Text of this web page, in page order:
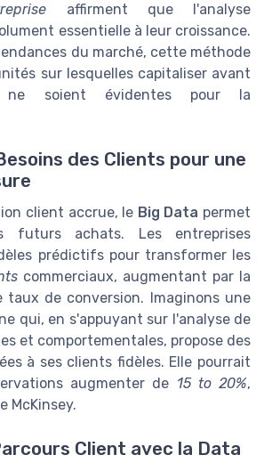
affirment que l'analyse
essentielle à leur croissance.
du marché, cette méthode
sur lesquelles capitaliser avant
ne soient évidentes pour la
des Clients pour une
client accrue, le Big Data permet
futurs achats. Les entreprises
prédictifs pour transformer les
commerciaux, augmentant par la
taux de conversion. Imaginons une
qui, en s'appuyant sur l'analyse de
et comportementales, propose des
à ses clients fidèles. Elle pourrait
augmenter de 15 to 20%,
McKinsey.
Client avec la Data